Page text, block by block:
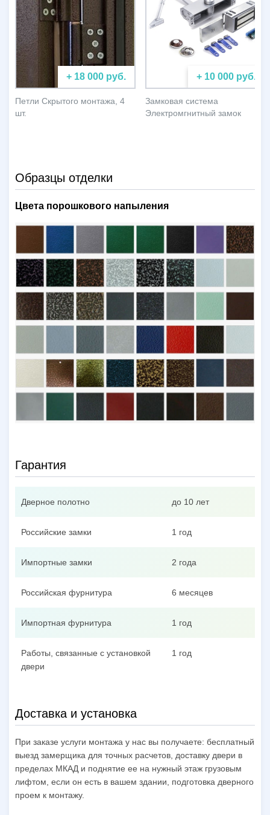
+ 18 000 руб.
Петли Скрытого монтажа, 4
шт.
+ 10 000 руб.
Замковая система
Электромгнитный замок
Образцы отделки
Цвета порошкового напыления
Гарантия
Дверное полотно до 10 лет
Российские замки 1 год
Импортные замки 2 года
Российская фурнитура 6 месяцев
Импортная фурнитура 1 год
Работы, связанные с установкой
двери
1 год
Доставка и установка
При заказе услуги монтажа у нас вы получаете: бесплатный
выезд замерщика для точных расчетов, доставку двери в
пределах МКАД и поднятие ее на нужный этаж грузовым
лифтом, если он есть в вашем здании, подготовка дверного
проем к монтажу.